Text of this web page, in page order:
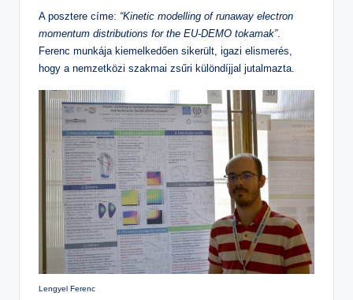
A posztere címe: “Kinetic modelling of runaway electron
momentum distributions for the EU-DEMO tokamak”.
Ferenc munkája kiemelkedően sikerült, igazi elismerés,
hogy a nemzetközi szakmai zsűri különdíjjal jutalmazta.
Lengyel Ferenc